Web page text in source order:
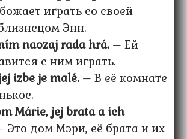
играть со своей
Энн.
naozaj rada hrá. – Ей
с ним играть.
izbe je malé. – В её комнате
Márie, jej brata a ich
Это дом Мэри, её брата и их